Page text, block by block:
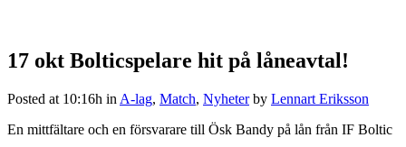
17 okt Bolticspelare hit på låneavtal!
Posted at 10:16h in A-lag, Match, Nyheter by Lennart Eriksson
En mittfältare och en försvarare till Ösk Bandy på lån från IF Boltic